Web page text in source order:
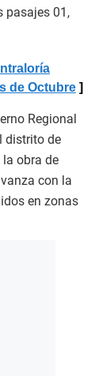
pasajes 01,
de Octubre
Regional
distrito de
obra de
con la
en zonas